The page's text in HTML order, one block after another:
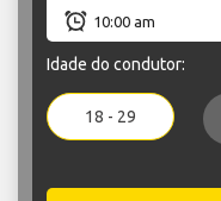
Idade do condutor:
18 - 29